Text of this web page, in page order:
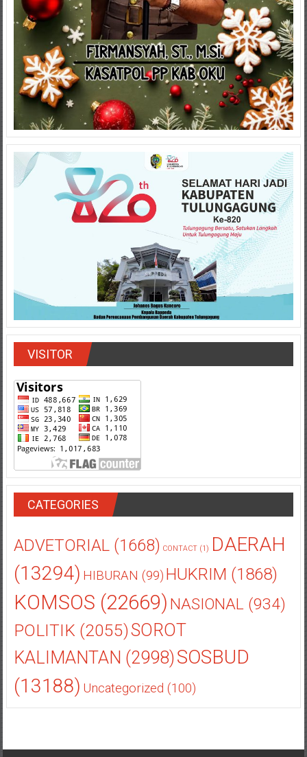
VISITOR
CATEGORIES
ADVETORIAL(1668) CONTACT(1) DAERAH
(13294) HIBURAN (99) HUKRIM (1868)
KOMSOS (22669) NASIONAL(934)
POLITIK (2055)SOROT
KALIMANTAN (2998)SOSBUD
(13188) Uncategorized (100)